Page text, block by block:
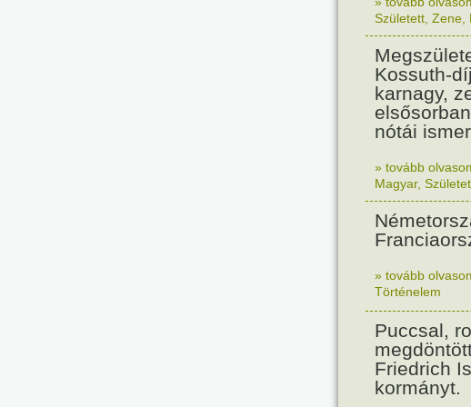
Született Zene
Kossuth-
karnagy,
nótái
» tovább
Magyar,
» tovább
Történelem
Puccsal,
Friedrich
kormányt.